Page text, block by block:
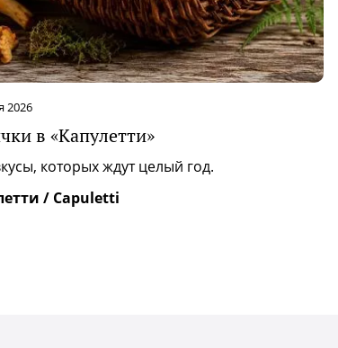
2026
в «Капулетти»
которых ждут целый год.
/ Capuletti